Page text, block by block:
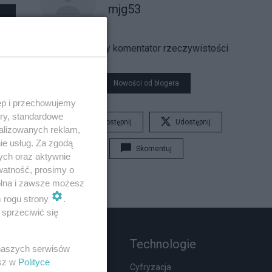
mjg53
dociekliwy komentator rzeczywistości
Nowości od blogera
Udostępnij Udostępnij
Skomentuj
Rozmaitości
Moda i uroda
Technologie
Cyfryzacja
i przechowujemy
standardowe
reklam,
usług. Za zgodą
oraz aktywnie
prosimy o
i zawsze możesz
rogu strony
.
się
serwisów
w Polityce